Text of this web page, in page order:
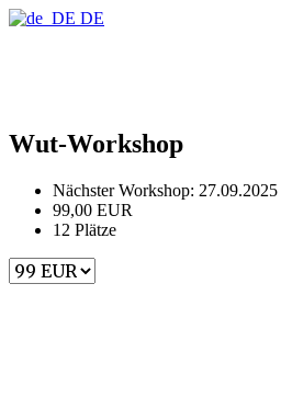
DE
Wut-Workshop
Nächster Workshop:
99,00 EUR
12 Plätze